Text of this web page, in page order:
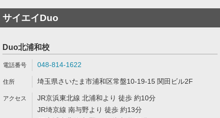
サイエイDuo
Duo北浦和校
048-814-1622
埼玉県さいたま市浦和区常盤10-19-15 関田ビル2F
JR京浜東北線 北浦和より 徒歩 約10分
JR埼京線 南与野より 徒歩 約13分